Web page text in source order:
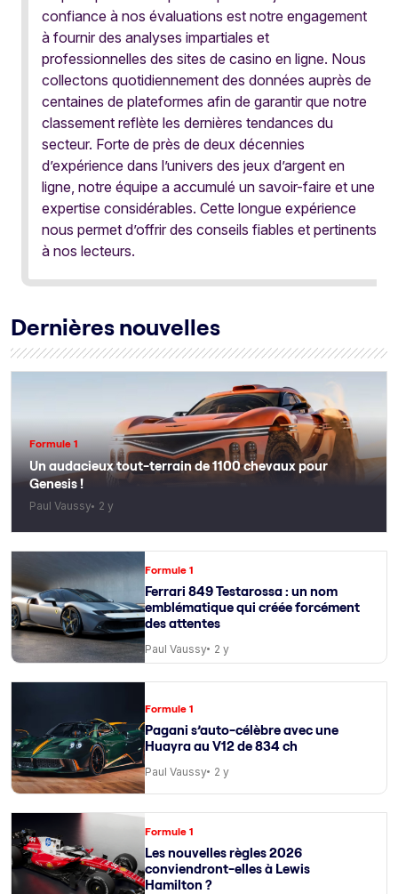
confiance à nos évaluations est notre engagement
à fournir des analyses impartiales et
professionnelles des sites de casino en ligne. Nous
collectons quotidiennement des données auprès de
centaines de plateformes afin de garantir que notre
classement reflète les dernières tendances du
secteur. Forte de près de deux décennies
d’expérience dans l’univers des jeux d’argent en
ligne, notre équipe a accumulé un savoir-faire et une
expertise considérables. Cette longue expérience
nous permet d’offrir des conseils fiables et pertinents
à nos lecteurs.
Dernières nouvelles
Formule 1
Un audacieux tout-terrain de 1100 chevaux pour
Genesis !
Paul Vaussy 2 y
Formule 1
Ferrari 849 Testarossa : un nom
emblématique qui créée forcément
des attentes
Paul Vaussy 2 y
Formule 1
Pagani s’auto-célèbre avec une
Huayra au V12 de 834 ch
Paul Vaussy 2 y
Formule 1
Les nouvelles règles 2026
conviendront-elles à Lewis
Hamilton ?